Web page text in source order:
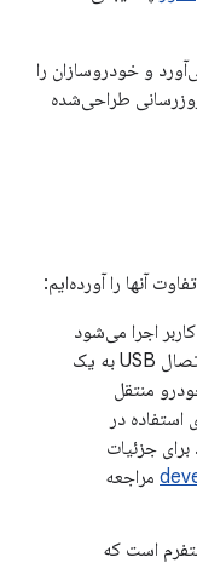
و خودروسازان را
طراحی‌شده
آنها را آورده‌ایم:
اجرا می‌شود
و تجربه کاربری اندروید اتو را از طریق اتصال USB به یک
منتقل
استفاده در
جزئیات
مراجعه
است که